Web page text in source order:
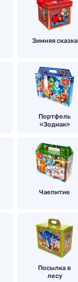
Зимняя сказка
Портфель
«Зодиак»
Чаепитие
Посылка в
лесу